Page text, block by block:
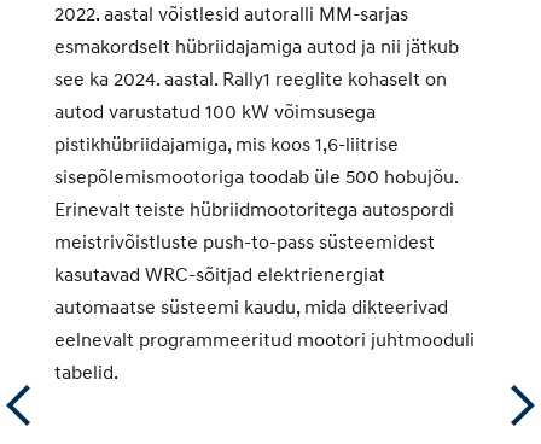
2022. aastal võistlesid autoralli MM-sarjas
esmakordselt hübriidajamiga autod ja nii jätkub
see ka 2024. aastal. Rally1 reeglite kohaselt on
autod varustatud 100 kW võimsusega
pistikhübriidajamiga, mis koos 1,6-liitrise
sisepõlemismootoriga toodab üle 500 hobujõu.
Erinevalt teiste hübriidmootoritega autospordi
meistrivõistluste push-to-pass süsteemidest
kasutavad WRC-sõitjad elektrienergiat
automaatse süsteemi kaudu, mida dikteerivad
eelnevalt programmeeritud mootori juhtmooduli
tabelid.